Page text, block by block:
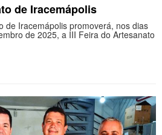
de Iracemápolis
de Iracemápolis promoverá, nos dias
de 2025, a III Feira do Artesanato